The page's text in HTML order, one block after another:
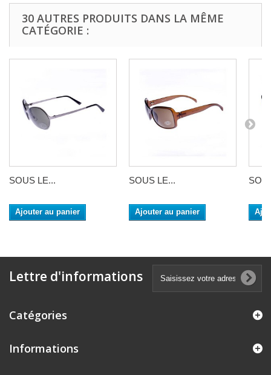
30 AUTRES PRODUITS DANS LA MÊME
CATÉGORIE :
SOUS LE...
Ajouter au panier
SOUS LE...
Ajouter au panier
Lettre d'informations
Catégories
Informations